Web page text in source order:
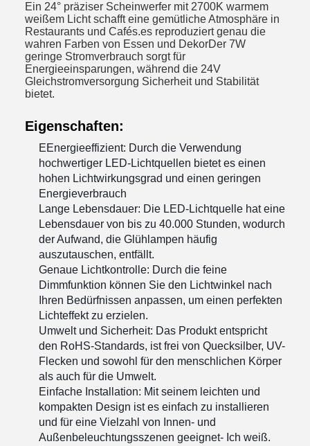
Ein 24° präziser Scheinwerfer mit 2700K warmem
weißem Licht schafft eine gemütliche Atmosphäre in
Restaurants und Cafés.es reproduziert genau die
wahren Farben von Essen und DekorDer 7W
geringe Stromverbrauch sorgt für
Energieeinsparungen, während die 24V
Gleichstromversorgung Sicherheit und Stabilität
bietet.
Eigenschaften:
EEnergieeffizient: Durch die Verwendung
hochwertiger LED-Lichtquellen bietet es einen
hohen Lichtwirkungsgrad und einen geringen
Energieverbrauch
Lange Lebensdauer: Die LED-Lichtquelle hat eine
Lebensdauer von bis zu 40.000 Stunden, wodurch
der Aufwand, die Glühlampen häufig
auszutauschen, entfällt.
Genaue Lichtkontrolle: Durch die feine
Dimmfunktion können Sie den Lichtwinkel nach
Ihren Bedürfnissen anpassen, um einen perfekten
Lichteffekt zu erzielen.
Umwelt und Sicherheit: Das Produkt entspricht
den RoHS-Standards, ist frei von Quecksilber, UV-
Flecken und sowohl für den menschlichen Körper
als auch für die Umwelt.
Einfache Installation: Mit seinem leichten und
kompakten Design ist es einfach zu installieren
und für eine Vielzahl von Innen- und
Außenbeleuchtungsszenen geeignet- Ich weiß.